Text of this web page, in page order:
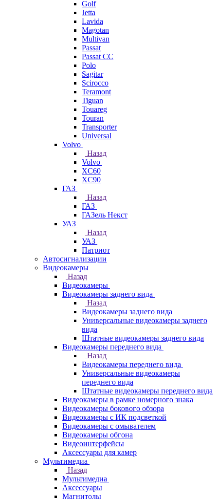
Golf
Jetta
Lavida
Magotan
Multivan
Passat
Passat CC
Polo
Sagitar
Scirocco
Teramont
Tiguan
Touareg
Touran
Transporter
Universal
Volvo
Назад
Volvo
XC60
XC90
ГАЗ
Назад
ГАЗ
ГАЗель Некст
УАЗ
Назад
УАЗ
Патриот
Автосигнализации
Видеокамеры
Назад
Видеокамеры
Видеокамеры заднего вида
Назад
Видеокамеры заднего вида
Универсальные видеокамеры заднего
вида
Штатные видеокамеры заднего вида
Видеокамеры переднего вида
Назад
Видеокамеры переднего вида
Универсальные видеокамеры
переднего вида
Штатные видеокамеры переднего вида
Видеокамеры в рамке номерного знака
Видеокамеры бокового обзора
Видеокамеры с ИК подсветкой
Видеокамеры с омывателем
Видеокамеры обгона
Видеоинтерфейсы
Аксессуары для камер
Мультимедиа
Назад
Мультимедиа
Аксессуары
Магнитолы